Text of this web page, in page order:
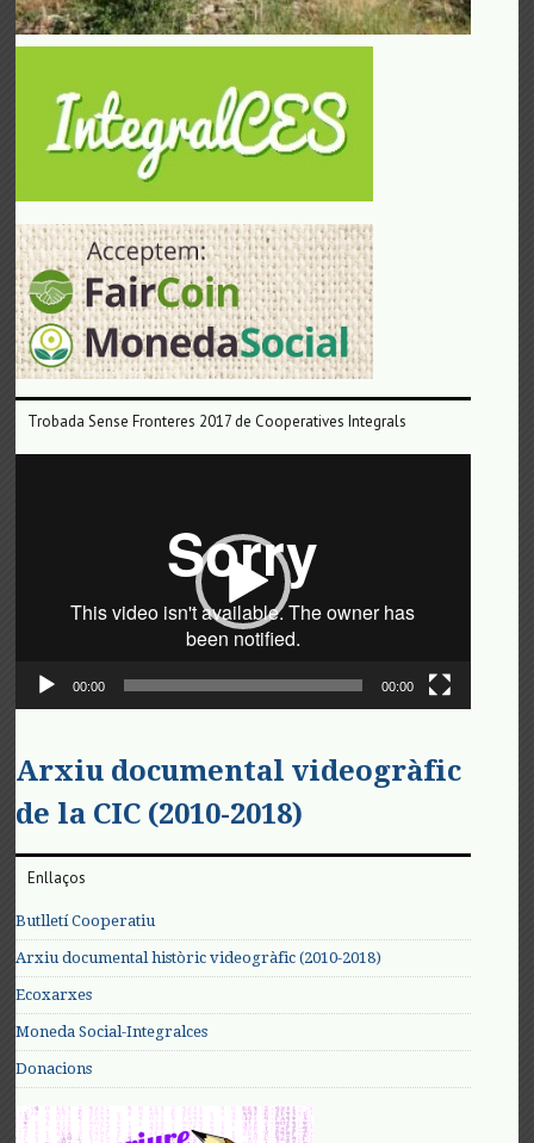
Trobada Sense Fronteres 2017 de Cooperatives Integrals
00:00 00:00
Arxiu documental videogràfic
de la CIC (2010-2018)
Enllaços
Butlletí Cooperatiu
Arxiu documental històric videogràfic (2010-2018)
Ecoxarxes
Moneda Social-Integralces
Donacions